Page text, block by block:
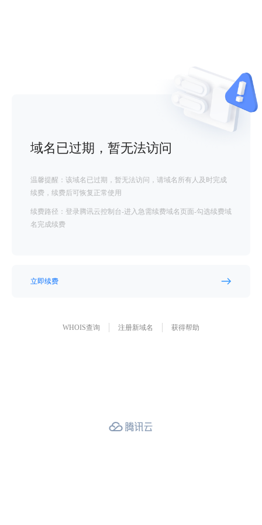
域名已过期，暂无法访问
温馨提醒：该域名已过期，暂无法访问，请域名所有人及时完成
续费，续费后可恢复正常使用
续费路径：登录腾讯云控制台-进入急需续费域名页面-勾选续费域
名完成续费
立即续费
WHOIS查询 注册新域名 获得帮助